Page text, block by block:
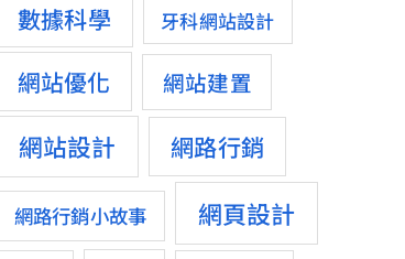
數據科學 牙科網站設計
網站優化 網站建置
網站設計 網路行銷
網路行銷小故事 網頁設計